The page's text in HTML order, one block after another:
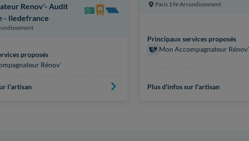
Renov'- Audit
- Iledefrance
proposés
Rénov'
l'artisan
Paris 19e Arrondissement
Principaux services proposés
Mon Accompagnateur Rénov'
Plus d'infos sur l'artisan